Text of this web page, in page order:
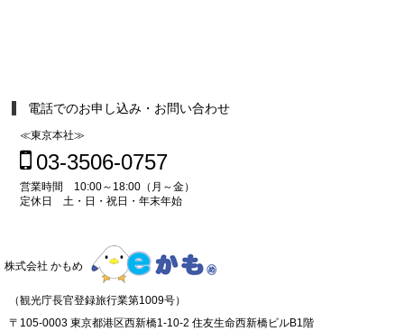
電話でのお申し込み・お問い合わせ
≪東京本社≫
03-3506-0757
営業時間 10:00～18:00（月～金）
定休日 土・日・祝日・年末年始
株式会社 かもめ
（観光庁長官登録旅行業第1009号）
〒105-0003 東京都港区西新橋1-10-2 住友生命西新橋ビルB1階